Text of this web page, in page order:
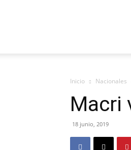
Inicio Nacionales
Macri
18 junio, 2019